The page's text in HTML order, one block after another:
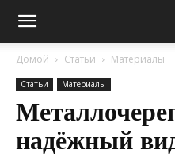
Домой Статьи Материалы
Статьи Материалы
надёжный